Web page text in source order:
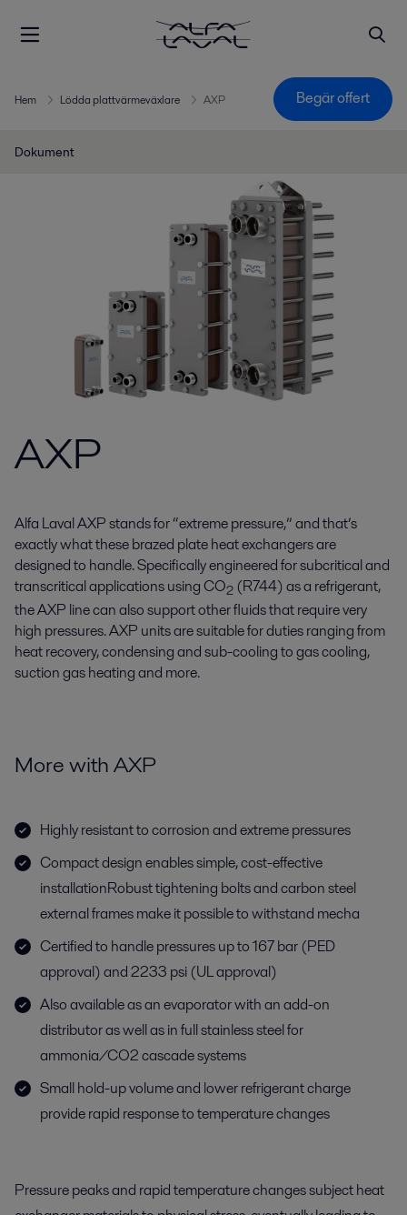
Hem Lödda plattvärmeväxlare AXP Begär offert
Dokument
AXP
Alfa Laval AXP stands for “extreme pressure,” and that’s
exactly what these brazed plate heat exchangers are
designed to handle. Specifically engineered for subcritical and
transcritical applications using CO2 (R744) as a refrigerant,
the AXP line can also support other fluids that require very
high pressures. AXP units are suitable for duties ranging from
heat recovery, condensing and sub-cooling to gas cooling,
suction gas heating and more.
More with AXP
Highly resistant to corrosion and extreme pressures
Compact design enables simple, cost-effective
installationRobust tightening bolts and carbon steel
external frames make it possible to withstand mecha
Certified to handle pressures up to 167 bar (PED
approval) and 2233 psi (UL approval)
Also available as an evaporator with an add-on
distributor as well as in full stainless steel for
ammonia/CO2 cascade systems
Small hold-up volume and lower refrigerant charge
provide rapid response to temperature changes
Pressure peaks and rapid temperature changes subject heat